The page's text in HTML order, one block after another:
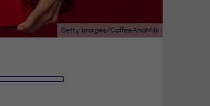
Getty Images/CoffeeAndMilk